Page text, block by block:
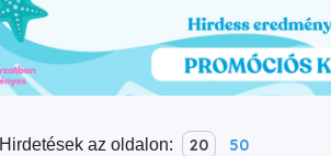
Hirdetések az oldalon: 20 50